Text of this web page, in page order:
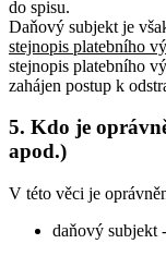
do spisu.
Daňový subjekt je
stejnopis platebního
stejnopis platebního
zahájen postup k
5. Kdo je
apod.)
V této věci je
daňový subjekt